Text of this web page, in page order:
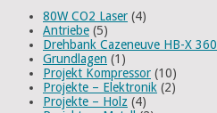
80W CO2 Laser (4)
Antriebe (5)
Drehbank Cazeneuve HB-X 360
Grundlagen (1)
Projekt Kompressor (10)
Projekte – Elektronik (2)
Projekte – Holz (4)